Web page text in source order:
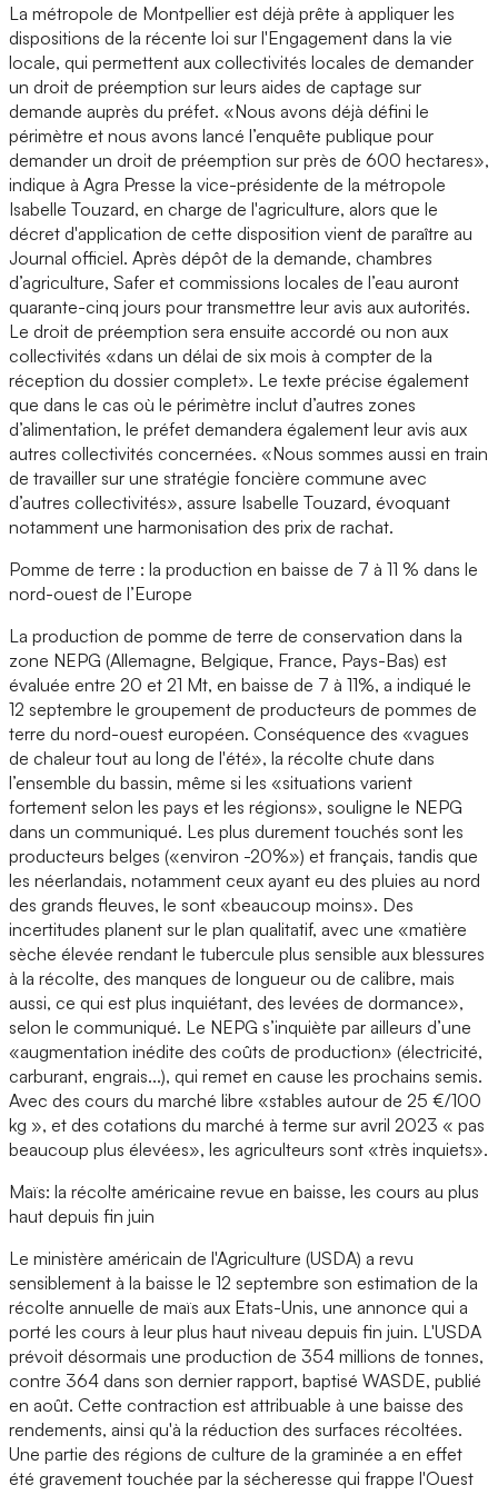
La métropole de Montpellier est déjà prête à appliquer les
dispositions de la récente loi sur l'Engagement dans la vie
locale, qui permettent aux collectivités locales de demander
un droit de préemption sur leurs aides de captage sur
demande auprès du préfet. «Nous avons déjà défini le
périmètre et nous avons lancé l’enquête publique pour
demander un droit de préemption sur près de 600 hectares»,
indique à Agra Presse la vice-présidente de la métropole
Isabelle Touzard, en charge de l'agriculture, alors que le
décret d'application de cette disposition vient de paraître au
Journal officiel. Après dépôt de la demande, chambres
d’agriculture, Safer et commissions locales de l’eau auront
quarante-cinq jours pour transmettre leur avis aux autorités.
Le droit de préemption sera ensuite accordé ou non aux
collectivités «dans un délai de six mois à compter de la
réception du dossier complet». Le texte précise également
que dans le cas où le périmètre inclut d’autres zones
d’alimentation, le préfet demandera également leur avis aux
autres collectivités concernées. «Nous sommes aussi en train
de travailler sur une stratégie foncière commune avec
d’autres collectivités», assure Isabelle Touzard, évoquant
notamment une harmonisation des prix de rachat.
Pomme de terre : la production en baisse de 7 à 11 % dans le
nord-ouest de l’Europe
La production de pomme de terre de conservation dans la
zone NEPG (Allemagne, Belgique, France, Pays-Bas) est
évaluée entre 20 et 21 Mt, en baisse de 7 à 11%, a indiqué le
12 septembre le groupement de producteurs de pommes de
terre du nord-ouest européen. Conséquence des «vagues
de chaleur tout au long de l'été», la récolte chute dans
l’ensemble du bassin, même si les «situations varient
fortement selon les pays et les régions», souligne le NEPG
dans un communiqué. Les plus durement touchés sont les
producteurs belges («environ -20%») et français, tandis que
les néerlandais, notamment ceux ayant eu des pluies au nord
des grands fleuves, le sont «beaucoup moins». Des
incertitudes planent sur le plan qualitatif, avec une «matière
sèche élevée rendant le tubercule plus sensible aux blessures
à la récolte, des manques de longueur ou de calibre, mais
aussi, ce qui est plus inquiétant, des levées de dormance»,
selon le communiqué. Le NEPG s’inquiète par ailleurs d’une
«augmentation inédite des coûts de production» (électricité,
carburant, engrais...), qui remet en cause les prochains semis.
Avec des cours du marché libre «stables autour de 25 €/100
kg », et des cotations du marché à terme sur avril 2023 « pas
beaucoup plus élevées», les agriculteurs sont «très inquiets».
Maïs: la récolte américaine revue en baisse, les cours au plus
haut depuis fin juin
Le ministère américain de l'Agriculture (USDA) a revu
sensiblement à la baisse le 12 septembre son estimation de la
récolte annuelle de maïs aux Etats-Unis, une annonce qui a
porté les cours à leur plus haut niveau depuis fin juin. L'USDA
prévoit désormais une production de 354 millions de tonnes,
contre 364 dans son dernier rapport, baptisé WASDE, publié
en août. Cette contraction est attribuable à une baisse des
rendements, ainsi qu'à la réduction des surfaces récoltées.
Une partie des régions de culture de la graminée a en effet
été gravement touchée par la sécheresse qui frappe l'Ouest